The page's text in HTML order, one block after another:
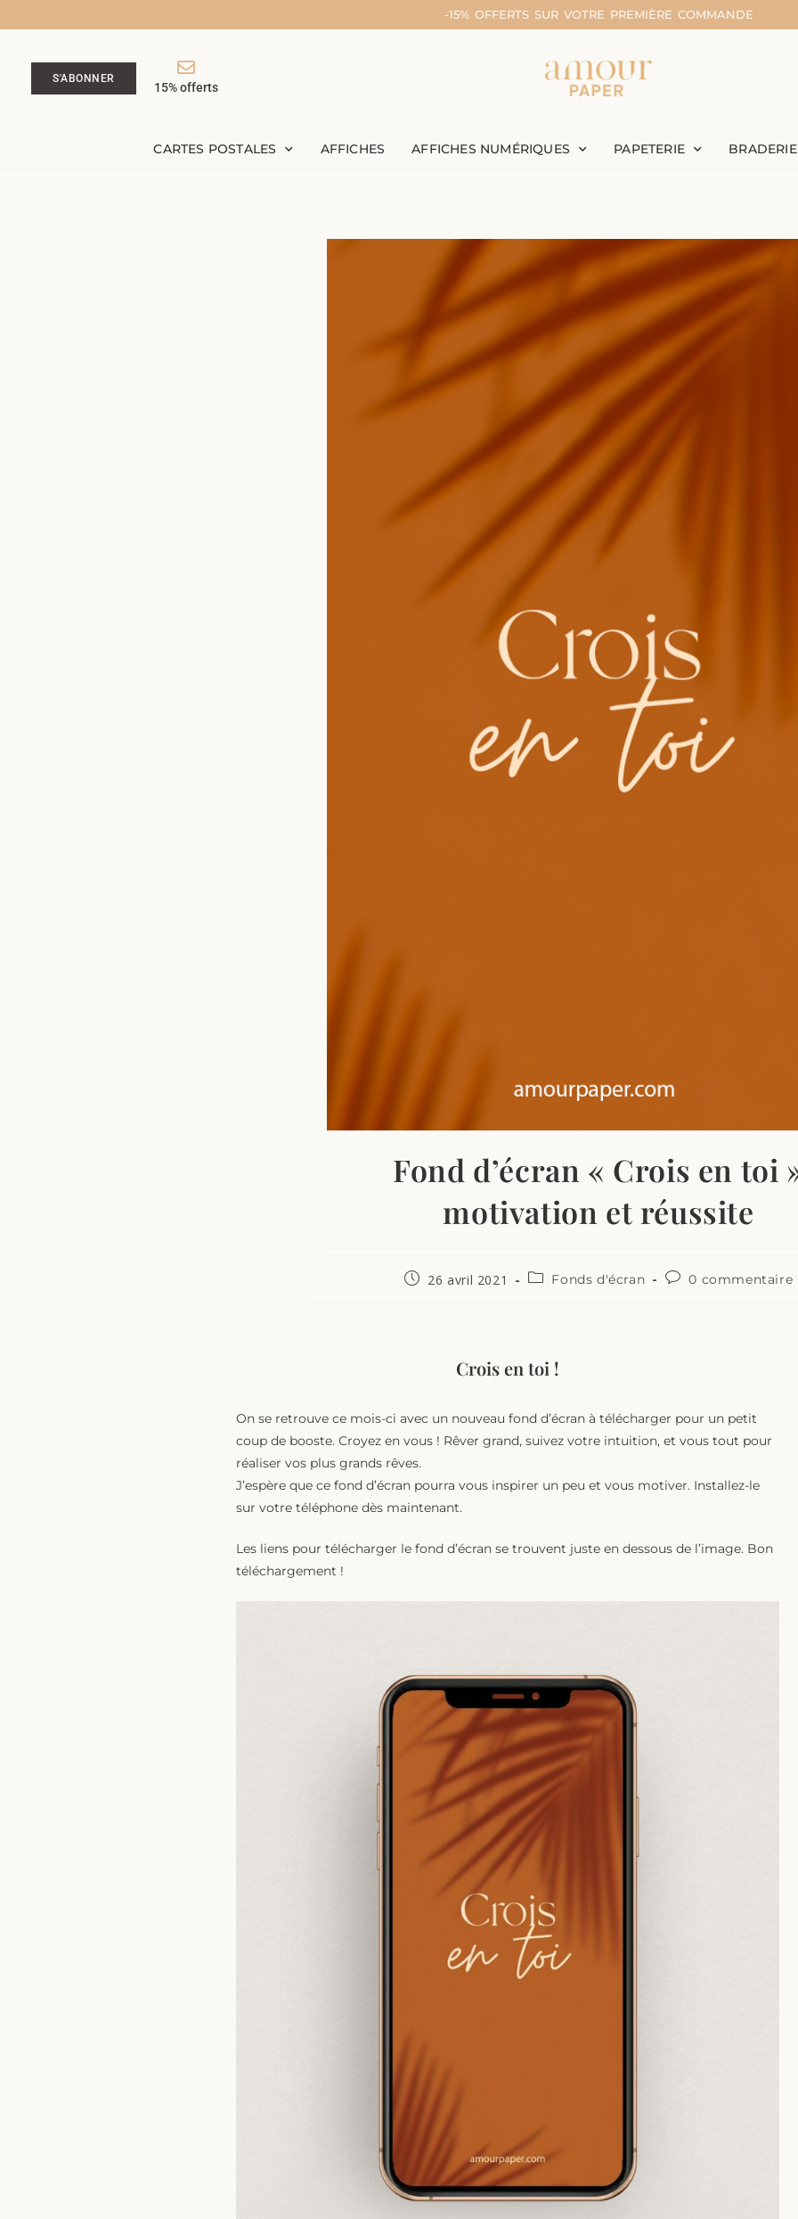
-15% OFFERTS SUR VOTRE PREMIÈRE COMMANDE
S'ABONNER
15% offerts
CARTES POSTALES AFFICHES AFFICHES NUMÉRIQUES PAPETERIE BRADERIE
Fond d’écran « Crois en toi
motivation et réussite
26 avril 2021 Fonds d'écran 0 commentaire
Crois en toi !
On se retrouve ce mois-ci avec un nouveau fond d’écran à télécharger pour un petit
coup de booste. Croyez en vous ! Rêver grand, suivez votre intuition, et vous tout pour
réaliser vos plus grands rêves.
J’espère que ce fond d’écran pourra vous inspirer un peu et vous motiver. Installez-le
sur votre téléphone dès maintenant.
Les liens pour télécharger le fond d’écran se trouvent juste en dessous de l’image. Bon
téléchargement !